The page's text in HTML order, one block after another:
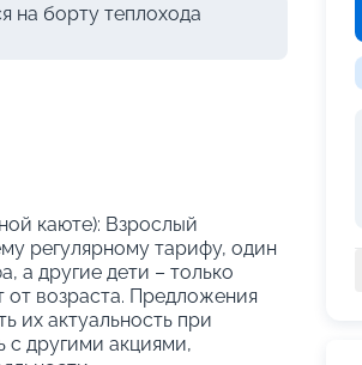
на борту теплохода
каюте): Взрослый
регулярному тарифу, один
а другие дети – только
возраста. Предложения
их актуальность при
другими акциями,